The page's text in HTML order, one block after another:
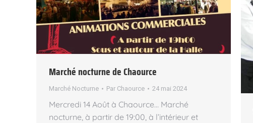
Marché nocturne de Chaource
Marché Nocturne Par Chaource 24 mai 2024
Mercredi 14 Août à Chaource… Marché
nocturne, à partir de 19:00, à l’intérieur et